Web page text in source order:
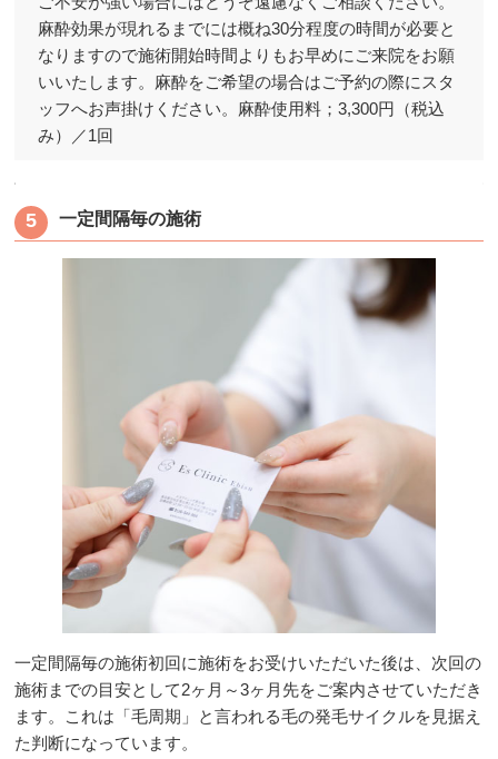
麻酔効果が現れるまでには概ね30分程度の時間が必要と
なりますので施術開始時間よりもお早めにご来院をお願
いいたします。麻酔をご希望の場合はご予約の際にスタ
ッフへお声掛けください。麻酔使用料；3,300円（税込
み）／1回
一定間隔毎の施術
一定間隔毎の施術初回に施術をお受けいただいた後は、次回の
施術までの目安として2ヶ月～3ヶ月先をご案内させていただき
ます。これは「毛周期」と言われる毛の発毛サイクルを見据え
た判断になっています。